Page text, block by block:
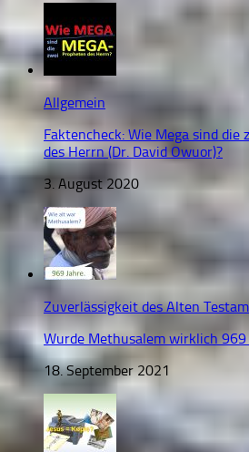
Allgemein
Faktencheck: Wie Mega sind die
des Herrn (Dr. David Owuor)?
3. August 2020
Zuverlässigkeit des Alten
Wurde Methusalem wirklich 969
18. September 2021